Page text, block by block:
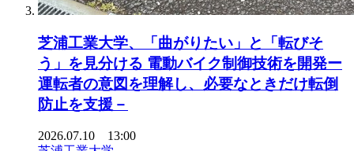
芝浦工業大学、「曲がりたい」と「転びそ
う」を見分ける 電動バイク制御技術を開発ー
運転者の意図を理解し、必要なときだけ転倒
防止を支援－
2026.07.10 13:00